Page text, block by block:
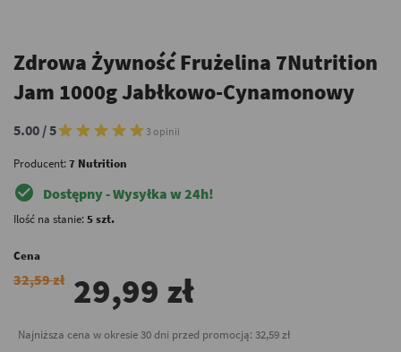
Zdrowa Żywność Frużelina 7Nutrition
Jam 1000g Jabłkowo-Cynamonowy
5.00 / 5 3 opinii
Producent:7 Nutrition
check_circle Dostępny - Wysyłka w 24h!
Ilość na stanie:5 szt.
Cena
32,59 zł 29,99 zł
Najniższa cena w okresie 30 dni przed promocją: 32,59 zł